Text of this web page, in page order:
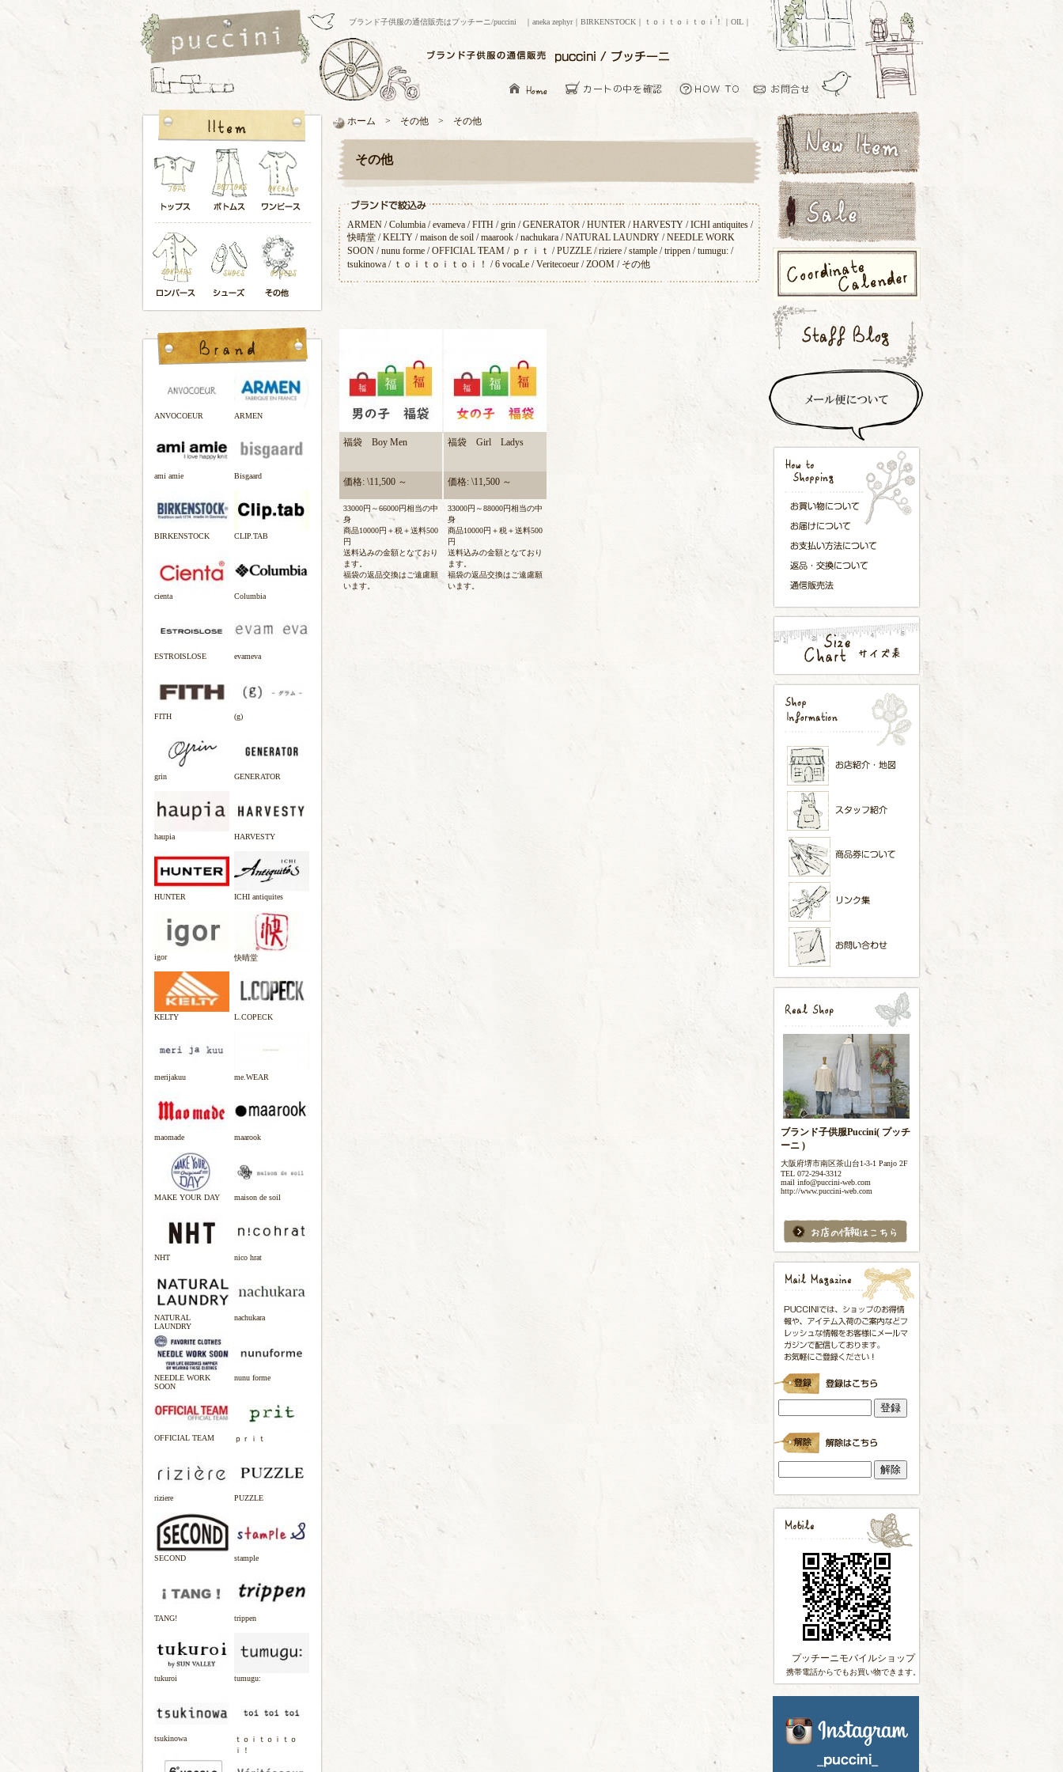
ブランド子供服の通信販売はプッチーニ/puccini ｜aneka zephyr｜BIRKENSTOCK｜ｔｏｉｔｏｉｔｏｉ！｜OIL｜
ANVOCOEUR ARMEN
ami amie Bisgaard
BIRKENSTOCK CLIP.TAB
cienta Columbia
ESTROISLOSE evameva
FITH (g)
grin GENERATOR
haupia HARVESTY
HUNTER ICHI antiquites
igor 快晴堂
KELTY L.COPECK
merijakuu me.WEAR
maomade maarook
MAKE YOUR DAY maison de soil
NHT nico hrat
NATURAL
LAUNDRY
nachukara
NEEDLE WORK
SOON
nunu forme
OFFICIAL TEAM ｐｒｉｔ
riziere PUZZLE
SECOND stample
TANG! trippen
tukuroi tumugu:
tsukinowa
ｔｏｉｔｏｉｔｏ
ｉ！
ホーム > その他 > その他
その他
ARMEN /Columbia /evameva /FITH /grin /GENERATOR /HUNTER /HARVESTY /ICHI antiquites /
快晴堂 /KELTY /maison de soil /maarook /nachukara /NATURAL LAUNDRY /NEEDLE WORK
SOON /nunu forme /OFFICIAL TEAM / ｐｒｉｔ /PUZZLE /riziere /stample /trippen /tumugu: /
tsukinowa / ｔｏｉｔｏｉｔｏｉ！ /6 vocaLe /Veritecoeur /ZOOM / その他
福袋 Boy Men
価格: \11,500 ～
33000円～66000円相当の中
身
商品10000円＋税＋送料500
円
送料込みの金額となており
ます。
福袋の返品交換はご遠慮願
います。
福袋 Girl Ladys
価格: \11,500 ～
33000円～88000円相当の中
身
商品10000円＋税＋送料500
円
送料込みの金額となており
ます。
福袋の返品交換はご遠慮願
います。
ブランド子供服Puccini( プッチ
ーニ )
大阪府堺市南区茶山台1-3-1 Panjo 2F
TEL 072-294-3312
mail info@puccini-web.com
http://www.puccini-web.com
プッチーニモバイルショップ
携帯電話からでもお買い物できます。